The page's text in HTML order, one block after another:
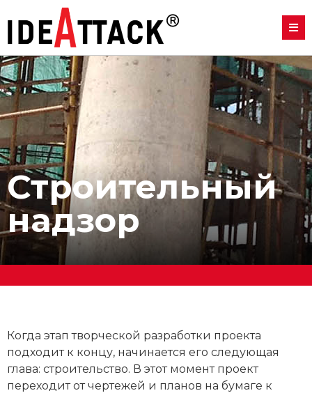
Строительный
надзор
Когда этап творческой разработки проекта
подходит к концу, начинается его следующая
глава: строительство. В этот момент проект
переходит от чертежей и планов на бумаге к